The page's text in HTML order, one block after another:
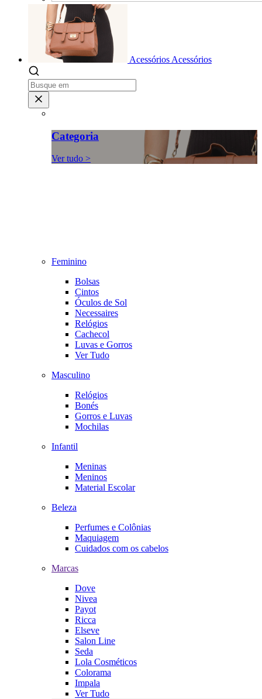
Acessórios Acessórios
Categoria
Ver tudo >
Feminino
Bolsas
Cintos
Óculos de Sol
Necessaires
Relógios
Cachecol
Luvas e Gorros
Ver Tudo
Masculino
Relógios
Bonés
Gorros e Luvas
Mochilas
Infantil
Meninas
Meninos
Material Escolar
Beleza
Perfumes e Colônias
Maquiagem
Cuidados com os cabelos
Marcas
Dove
Nivea
Payot
Ricca
Elseve
Salon Line
Seda
Lola Cosméticos
Colorama
Impala
Ver Tudo